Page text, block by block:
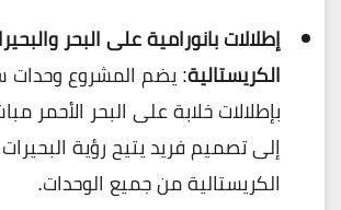
إطلالات بانورامية على البحر
الكريستالية: يضم المشروع وحدات
بإطلالات خلابة على البحر الأحمر
إلى تصميم فريد يتيح رؤية
الكريستالية من جميع الوحدات.